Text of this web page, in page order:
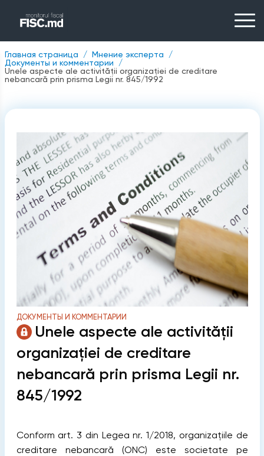
Главная страница
Мнение эксперта
Документы и комментарии
Unele aspecte ale activității organizației de creditare
nebancară prin prisma Legii nr. 845/1992
ДОКУМЕНТЫ И КОММЕНТАРИИ
Unele aspecte ale activității
organizației de creditare
nebancară prin prisma Legii nr.
845/1992
Conform art. 3 din Legea nr. 1/2018, organizaţiile de
creditare nebancară (ONC) este societate pe